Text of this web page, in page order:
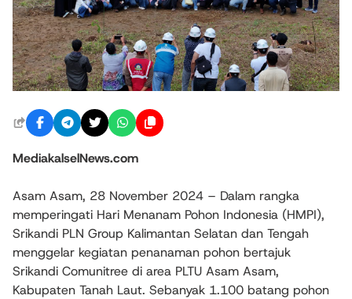
MediakalselNews.com
Asam Asam, 28 November 2024 – Dalam rangka
memperingati Hari Menanam Pohon Indonesia (HMPI),
Srikandi PLN Group Kalimantan Selatan dan Tengah
menggelar kegiatan penanaman pohon bertajuk
Srikandi Comunitree di area PLTU Asam Asam,
Kabupaten Tanah Laut. Sebanyak 1.100 batang pohon